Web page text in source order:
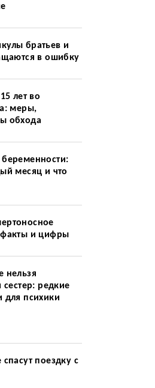
братьев и
в ошибку
лет во
меры,
обхода
месяц и что
и цифры
нельзя
сестер: редкие
для психики
поездку с